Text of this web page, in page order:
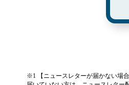
※1 【ニュースレターが届かない場